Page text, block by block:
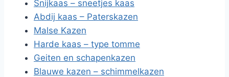
Snijkaas – sneetjes kaas
Abdij kaas – Paterskazen
Malse Kazen
Harde kaas – type tomme
Geiten en schapenkazen
Blauwe kazen – schimmelkazen